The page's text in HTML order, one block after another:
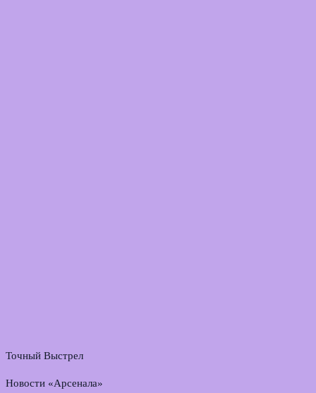
Точный Выстрел
Новости «Арсенала»